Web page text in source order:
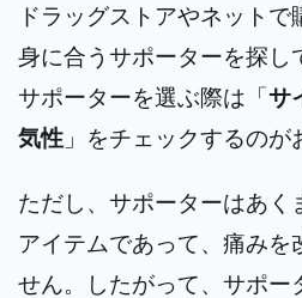
ドラッグストアやネット
身に合うサポーターを探し
サポーターを選ぶ際は「サ
気性 」をチェックするのが
ただし、サポーターはあく
アイテムであって、痛みを
せん。したがって、サポー